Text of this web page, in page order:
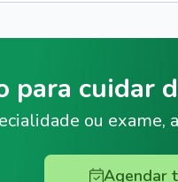
para cuidar
ou exame,
Agendar